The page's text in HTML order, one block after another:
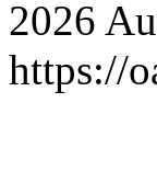
2026
https://